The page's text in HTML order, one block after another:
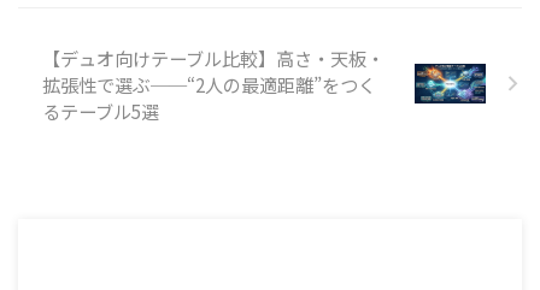
【デュオ向けテーブル比較】高さ・天板・
拡張性で選ぶ──“2人の最適距離”をつく
るテーブル5選